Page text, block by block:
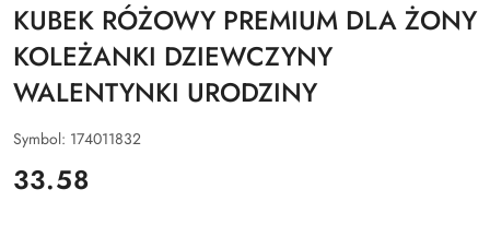
KUBEK RÓŻOWY PREMIUM DLA ŻONY
KOLEŻANKI DZIEWCZYNY
WALENTYNKI URODZINY
Symbol: 174011832
cena:
33.58